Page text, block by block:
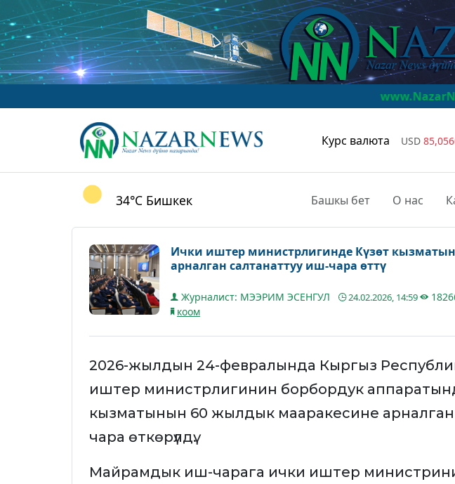
www.NazarNews.kg
Курс валюта USD
34°C Бишкек Башкы бет О нас
Ички иштер министрлигинде Күзөт
арналган салтанаттуу иш-чара өттү
Журналист: МЭЭРИМ ЭСЕНГУЛ 24.02.2026, 14:59
коом
2026-жылдын 24-февралында Кыргыз
иштер министрлигинин борбордук
кызматынын 60 жылдык мааракесине арналган
чара өткөрүлдү.
Майрамдык иш-чарага ички иштер